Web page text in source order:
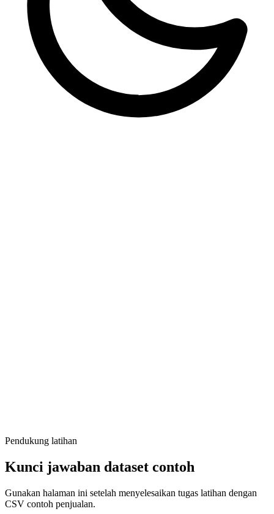
Pendukung latihan
Kunci jawaban dataset contoh
Gunakan halaman ini setelah menyelesaikan tugas latihan dengan
CSV contoh penjualan.